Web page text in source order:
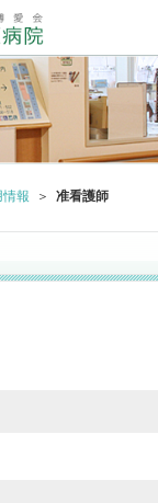
情報 准看護師